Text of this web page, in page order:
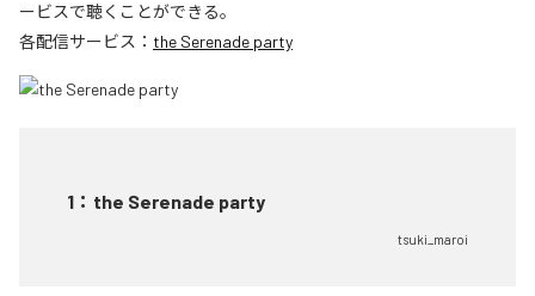
ービスで聴くことができる。
各配信サービス： the Serenade party
1 ： the Serenade party
tsuki_maroi